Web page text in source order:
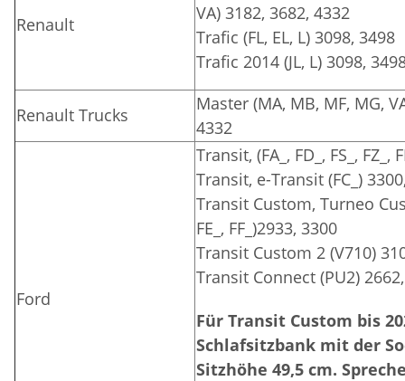
Renault
VA) 3182, 3682, 4332
Trafic (FL, EL, L) 3098, 3498
Trafic 2014 (JL, L) 3098,
Renault Trucks
Master (MA, MB, MF, MG,
4332
Ford
Transit, (FA_, FD_, FS_, FZ_,
Transit, e-Transit (FC_)
Transit Custom, Turneo
FE_, FF_)2933, 3300
Transit Custom 2 (V710)
Transit Connect (PU2)
Für Transit Custom bis
Schlafsitzbank mit der
Sitzhöhe 49,5 cm.